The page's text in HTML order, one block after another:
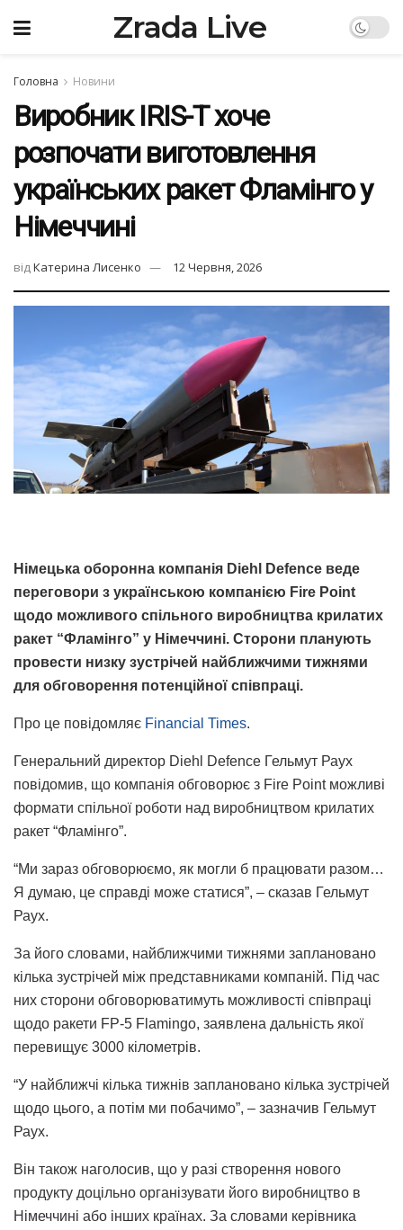
Zrada Live
Головна Новини
Виробник IRIS-T хоче
розпочати виготовлення
українських ракет Фламінго у
Німеччині
відКатерина Лисенко 12 Червня, 2026
Німецька оборонна компанія Diehl Defence веде
переговори з українською компанією Fire Point
щодо можливого спільного виробництва крилатих
ракет “Фламінго” у Німеччині. Сторони планують
провести низку зустрічей найближчими тижнями
для обговорення потенційної співпраці.
Про це повідомляє Financial Times.
Генеральний директор Diehl Defence Гельмут Раух
повідомив, що компанія обговорює з Fire Point можливі
формати спільної роботи над виробництвом крилатих
ракет “Фламінго”.
“Ми зараз обговорюємо, як могли б працювати разом…
Я думаю, це справді може статися”, – сказав Гельмут
Раух.
За його словами, найближчими тижнями заплановано
кілька зустрічей між представниками компаній. Під час
них сторони обговорюватимуть можливості співпраці
щодо ракети FP-5 Flamingo, заявлена дальність якої
перевищує 3000 кілометрів.
“У найближчі кілька тижнів заплановано кілька зустрічей
щодо цього, а потім ми побачимо”, – зазначив Гельмут
Раух.
Він також наголосив, що у разі створення нового
продукту доцільно організувати його виробництво в
Німеччині або інших країнах. За словами керівника